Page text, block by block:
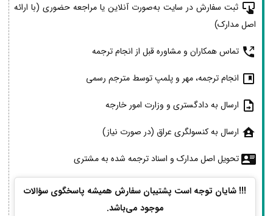
ثبت سفارش در سایت به‌صورت آنلاین یا مراجعه حضوری (با ارائه
اصل مدارک)
تماس همکاران و مشاوره قبل از انجام ترجمه
انجام ترجمه، مهر و پلمپ توسط مترجم رسمی
ارسال به دادگستری و وزارت امور خارجه
ارسال به کنسولگری عراق (در صورت نیاز)
تحویل اصل مدارک و اسناد ترجمه شده به مشتری
!!! شایان توجه است پشتیبان سفارش همیشه پاسخگوی سؤالات
موجود می‌باشد.